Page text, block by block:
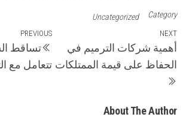
Category
Uncategorized
تصفّح
المقالات
Previous
Post
PREVIOUS
تساقط
تتعامل مع
Next
Post
NEXT
أهمية شركات الترميم في
الحفاظ على قيمة الممتلكات
About The Author